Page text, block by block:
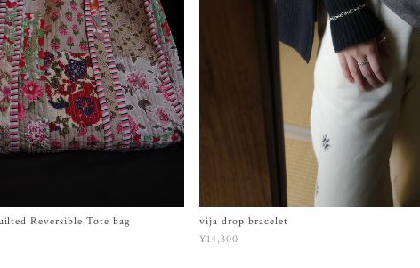
Reversible Tote bag
vija drop bracelet
¥14,300